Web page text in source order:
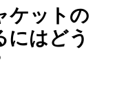
ケットの
はどう